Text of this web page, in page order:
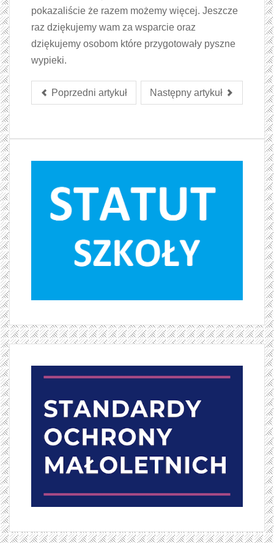
pokazaliście że razem możemy więcej. Jeszcze
raz dziękujemy wam za wsparcie oraz
dziękujemy osobom które przygotowały pyszne
wypieki.
Poprzedni artykuł Następny artykuł